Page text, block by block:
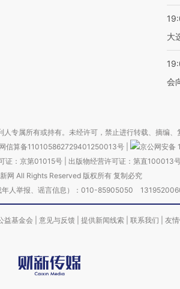
大
会
专属所有或持有。未经许可，禁止进行转载、摘编、
网信算备110105862729401250013号
京公网安备
证：京第01015号| 出版物经营许可证：第直100013
网 All Rights Reserved 版权所有 复制必究
年人举报、谣言信息）：010-85905050
益基金会 意见与反馈 提供新闻线索 联系我们 友